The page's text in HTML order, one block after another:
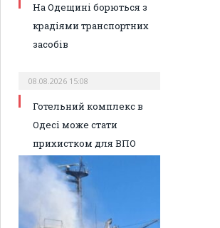
На Одещині борються з
крадіями транспортних
засобів
08.08.2026 15:08
Готельний комплекс в
Одесі може стати
прихистком для ВПО